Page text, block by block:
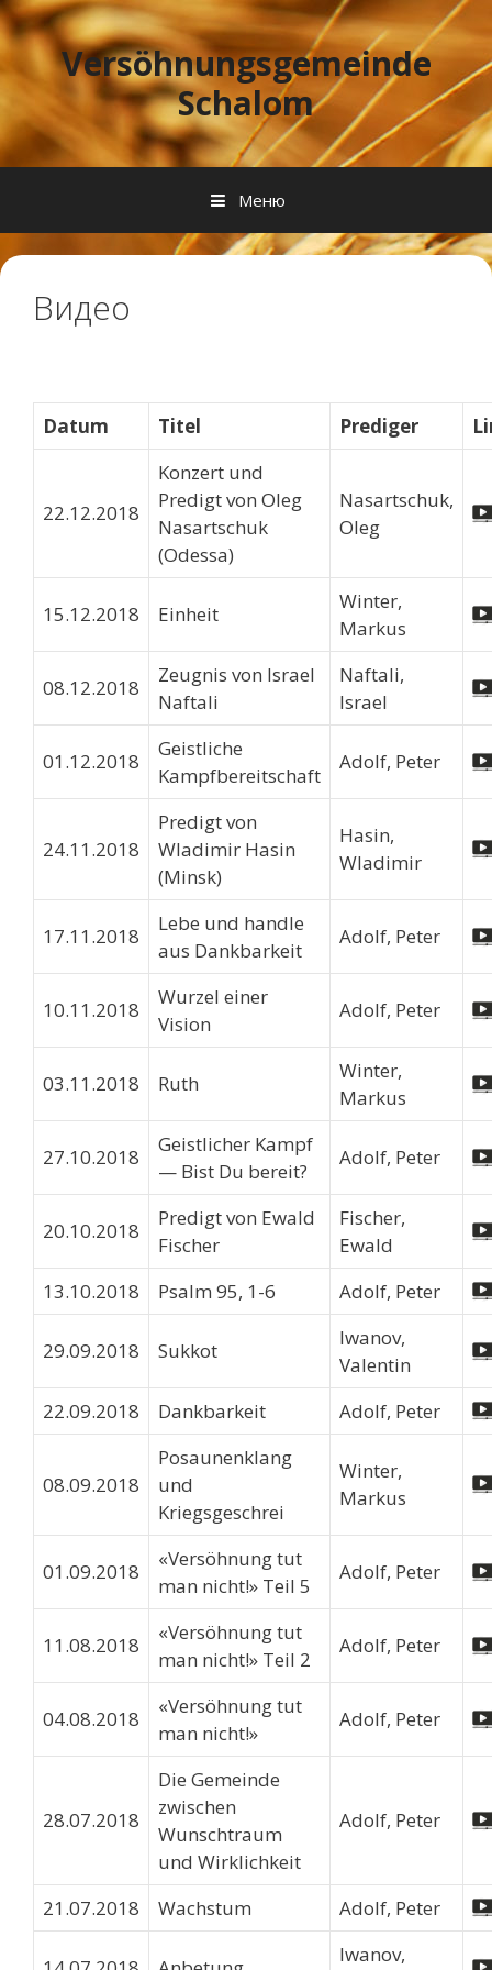
Перейти к содержимому
Versöhnungsgemeinde
Schalom
Меню
Видео
Datum Titel Prediger
22.12.2018
Konzert und
Predigt von Oleg
Nasartschuk
(Odessa)
Nasartschuk,
Oleg
15.12.2018 Einheit
Winter,
Markus
08.12.2018
Zeugnis von Israel
Naftali
Naftali,
Israel
01.12.2018
Geistliche
Kampfbereitschaft
Adolf, Peter
24.11.2018
Predigt von
Wladimir Hasin
(Minsk)
Hasin,
Wladimir
17.11.2018
Lebe und handle
aus Dankbarkeit
Adolf, Peter
10.11.2018
Wurzel einer
Vision
Adolf, Peter
03.11.2018 Ruth
Winter,
Markus
27.10.2018
Geistlicher Kampf
— Bist Du bereit?
Adolf, Peter
20.10.2018
Predigt von Ewald
Fischer
Fischer,
Ewald
13.10.2018
Psalm 95, 1-6 Adolf, Peter
29.09.2018 Sukkot
Iwanov,
Valentin
22.09.2018
Dankbarkeit Adolf, Peter
08.09.2018
Posaunenklang
und
Kriegsgeschrei
Winter,
Markus
01.09.2018
«Versöhnung tut
man nicht!» Teil 5
Adolf, Peter
11.08.2018
«Versöhnung tut
man nicht!» Teil 2
Adolf, Peter
04.08.2018
«Versöhnung tut
man nicht!»
Adolf, Peter
28.07.2018
Die Gemeinde
zwischen
Wunschtraum
und Wirklichkeit
Adolf, Peter
21.07.2018 Wachstum Adolf, Peter
Iwanov,